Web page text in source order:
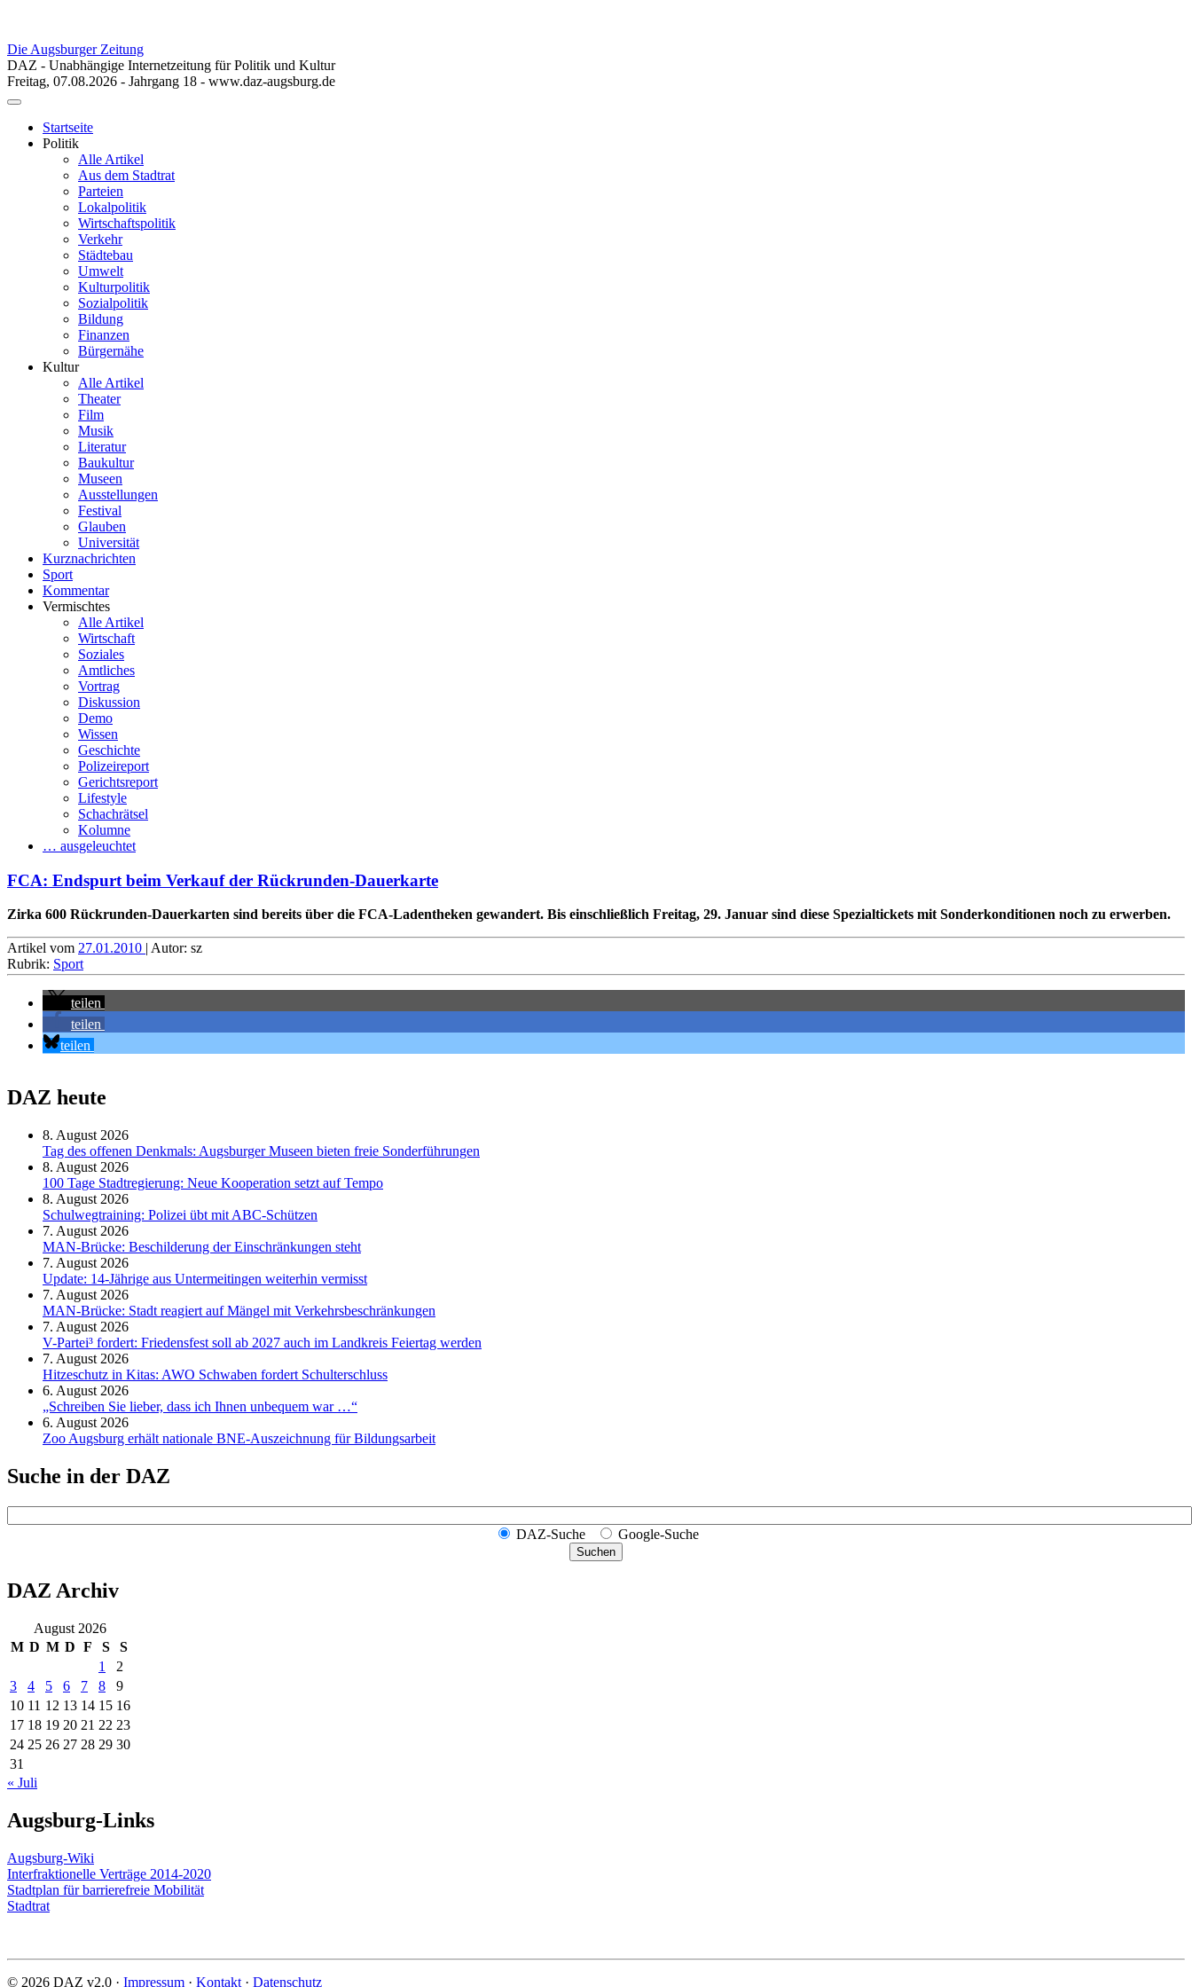
Die Augsburger Zeitung
DAZ - Unabhängige Internetzeitung für Politik und Kultur
Freitag, 07.08.2026 - Jahrgang 18 - www.daz-augsburg.de
Toggle
navigationStartseite
Politik
Alle Artikel
Aus dem Stadtrat
Parteien
Lokalpolitik
Wirtschaftspolitik
Verkehr
Städtebau
Umwelt
Kulturpolitik
Sozialpolitik
Bildung
Finanzen
Bürgernähe
Kultur
Alle Artikel
Theater
Film
Musik
Literatur
Baukultur
Museen
Ausstellungen
Festival
Glauben
Universität
Kurznachrichten
Sport
Kommentar
Vermischtes
Alle Artikel
Wirtschaft
Soziales
Amtliches
Vortrag
Diskussion
Demo
Wissen
Geschichte
Polizeireport
Gerichtsreport
Lifestyle
Schachrätsel
Kolumne
… ausgeleuchtet
FCA: Endspurt beim Verkauf der Rückrunden-Dauerkarte
Zirka 600 Rückrunden-Dauerkarten sind bereits über die FCA-Ladentheken gewandert. Bis einschließlich Freitag, 29. Januar sind diese Spezialtickets mit Sonderkonditionen noch zu erwerben.
Artikel vom 27.01.2010 | Autor: sz
Rubrik: Sport
teilen
teilen
teilen
DAZ heute
8. August 2026
Tag des offenen Denkmals: Augsburger Museen bieten freie Sonderführungen
8. August 2026
100 Tage Stadtregierung: Neue Kooperation setzt auf Tempo
8. August 2026
Schul­weg­trai­ning: Poli­zei übt mit ABC-Schüt­zen
7. August 2026
MAN-Brücke: Beschilderung der Einschränkungen steht
7. August 2026
Update: 14-Jährige aus Untermeitingen weiterhin vermisst
7. August 2026
MAN-Brücke: Stadt reagiert auf Mängel mit Verkehrsbeschränkungen
7. August 2026
V-Partei­³ fordert: Friedens­fest soll ab 2027 auch im Land­kreis Feier­tag werden
7. August 2026
Hitzeschutz in Kitas: AWO Schwaben fordert Schulterschluss
6. August 2026
„Schreiben Sie lieber, dass ich Ihnen unbequem war …“
6. August 2026
Zoo Augsburg erhält nationale BNE-Auszeichnung für Bildungsarbeit
Suche in der DAZ
DAZ-Suche Google-Suche
Suchen
DAZ Archiv
August 2026
M D M D F S
S
1
2
3
4 5 6 7 8
9
10 11 12 13 14 15 16
17 18 19 20 21 22 23
24 25 26 27 28 29 30
31
« Juli
Augsburg-Links
Augsburg-Wiki
Interfraktionelle Verträge 2014-2020
Stadtplan für barrierefreie Mobilität
Stadtrat
© 2026 DAZ v2.0 · Impressum · Kontakt · Datenschutz